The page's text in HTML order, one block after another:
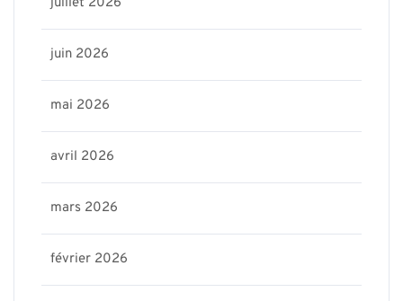
juin 2026
mai 2026
avril 2026
mars 2026
février 2026